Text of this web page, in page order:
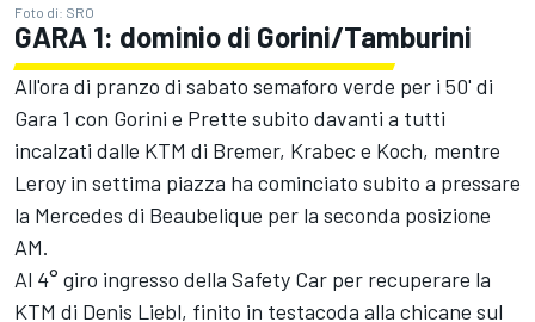
Foto di: SRO
GARA 1: dominio di Gorini/Tamburini
All'ora di pranzo di sabato semaforo verde per i 50' di
Gara 1 con Gorini e Prette subito davanti a tutti
incalzati dalle KTM di Bremer, Krabec e Koch, mentre
Leroy in settima piazza ha cominciato subito a pressare
la Mercedes di Beaubelique per la seconda posizione
AM.
Al 4° giro ingresso della Safety Car per recuperare la
KTM di Denis Liebl, finito in testacoda alla chicane sul